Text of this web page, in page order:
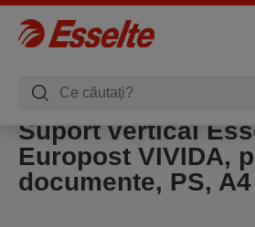
Suport vertical
Europost VIVIDA,
documente, PS, A4